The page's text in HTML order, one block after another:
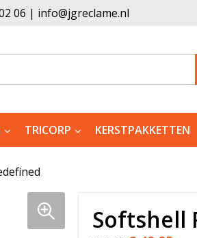
06 | info@jgreclame.nl
TRICORP KERSTPAKKETTEN
Softshell